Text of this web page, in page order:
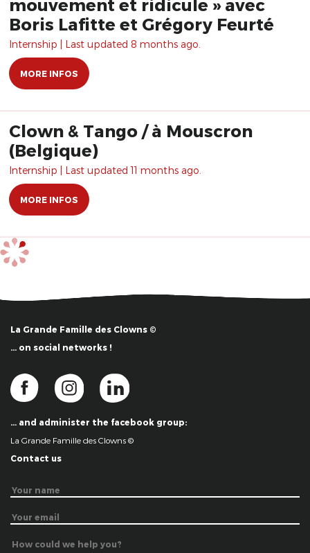
mouvement et ridicule » avec
Boris Lafitte et Grégory Feurté
Internship | Last updated 8 months ago.
MORE INFOS
Clown & Tango / à Mouscron
(Belgique)
Internship | Last updated 11 months ago.
MORE INFOS
La Grande Famille des Clowns ©
… on social networks !
… and administer the facebook group:
La Grande Famille des Clowns ©
Contact us